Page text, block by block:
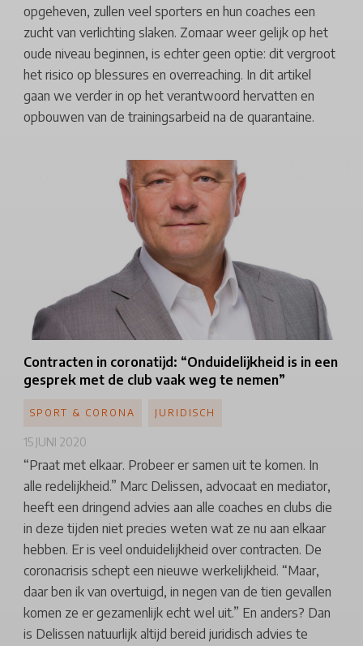
opgeheven, zullen veel sporters en hun coaches een
zucht van verlichting slaken. Zomaar weer gelijk op het
oude niveau beginnen, is echter geen optie: dit vergroot
het risico op blessures en overreaching. In dit artikel
gaan we verder in op het verantwoord hervatten en
opbouwen van de trainingsarbeid na de quarantaine.
Contracten in coronatijd: “Onduidelijkheid is in een
gesprek met de club vaak weg te nemen”
“Praat met elkaar. Probeer er samen uit te komen. In
alle redelijkheid.” Marc Delissen, advocaat en mediator,
heeft een dringend advies aan alle coaches en clubs die
in deze tijden niet precies weten wat ze nu aan elkaar
hebben. Er is veel onduidelijkheid over contracten. De
coronacrisis schept een nieuwe werkelijkheid. “Maar,
daar ben ik van overtuigd, in negen van de tien gevallen
komen ze er gezamenlijk echt wel uit.” En anders? Dan
is Delissen natuurlijk altijd bereid juridisch advies te
SPORT & CORONA JURIDISCH
15 JUNI 2020